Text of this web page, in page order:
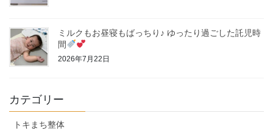
ミルクもお昼寝もばっちり♪ ゆったり過ごした託児時
間
2026年7月22日
カテゴリー
トキまち整体